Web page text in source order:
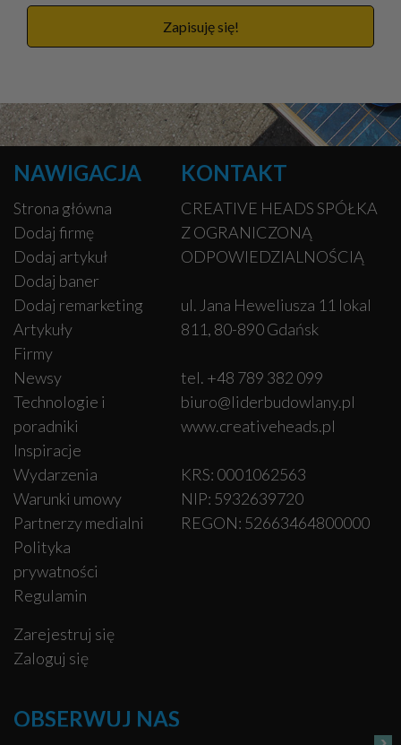
Zapisuję się!
NAWIGACJA
Strona główna
Dodaj firmę
Dodaj artykuł
Dodaj baner
Dodaj remarketing
Artykuły
Firmy
Newsy
Technologie i
poradniki
Inspiracje
Wydarzenia
Warunki umowy
Partnerzy medialni
Polityka
prywatności
Regulamin
Zarejestruj się
Zaloguj się
KONTAKT
CREATIVE HEADS SPÓŁKA
Z OGRANICZONĄ
ODPOWIEDZIALNOŚCIĄ
ul. Jana Heweliusza 11 lokal
811, 80-890 Gdańsk
tel. +48 789 382 099
biuro@liderbudowlany.pl
www.creativeheads.pl
KRS: 0001062563
NIP: 5932639720
REGON: 52663464800000
OBSERWUJ NAS